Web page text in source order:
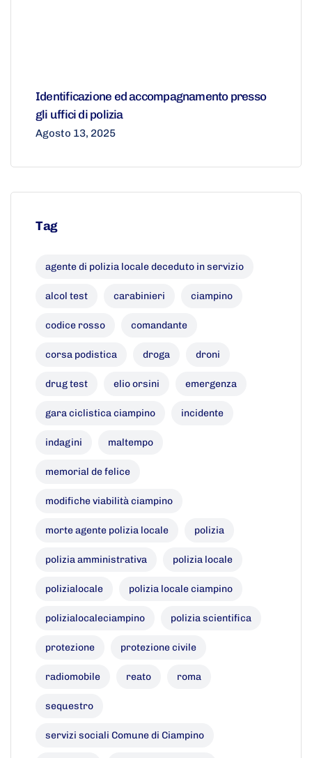
Identificazione ed accompagnamento presso
gli uffici di polizia
Agosto 13, 2025
Tag
agente di polizia locale deceduto in servizio
alcol test carabinieri ciampino
codice rosso comandante
corsa podistica droga droni
drug test elio orsini emergenza
gara ciclistica ciampino incidente
indagini maltempo
memorial de felice
modifiche viabilità ciampino
morte agente polizia locale polizia
polizia amministrativa polizia locale
polizialocale polizia locale ciampino
polizialocaleciampino polizia scientifica
protezione protezione civile
radiomobile reato roma
sequestro
servizi sociali Comune di Ciampino